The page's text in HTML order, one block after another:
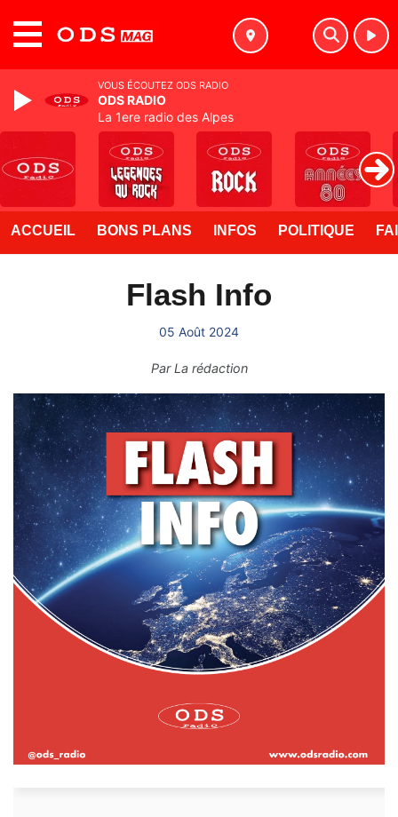
ACCUEIL BONS PLANS INFOS POLITIQUE
Flash Info
05 Août 2024
ParLa rédaction
VOUS ÉCOUTEZ ODS RADIO
ODS RADIO
La 1ere radio des Alpes